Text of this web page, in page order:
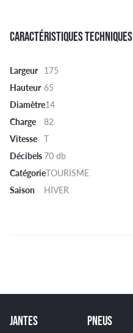
CARACTÉRISTIQUES TECHNIQUES
Largeur 175
Hauteur 65
Diamètre14
Charge
82
Vitesse T
Décibels70 db
CatégorieTOURISME
Saison
HIVER
JANTES PNEUS